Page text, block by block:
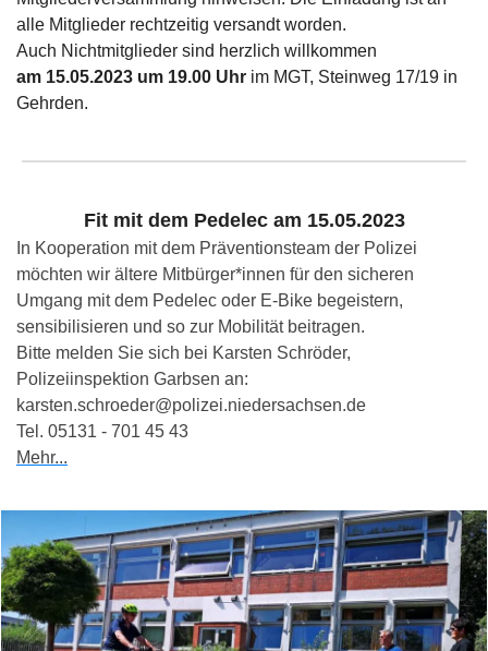
alle Mitglieder rechtzeitig versandt worden.
Auch Nichtmitglieder sind herzlich willkommen
am 15.05.2023 um 19.00 Uhr im MGT, Steinweg 17/19 in
Gehrden.
Fit mit dem Pedelec am 15.05.2023
In Kooperation mit dem Präventionsteam der Polizei
möchten wir ältere Mitbürger*innen für den sicheren
Umgang mit dem Pedelec oder E-Bike begeistern,
sensibilisieren und so zur Mobilität beitragen.
Bitte melden Sie sich bei Karsten Schröder,
Polizeiinspektion Garbsen an:
karsten.schroeder@polizei.niedersachsen.de
Tel. 05131 - 701 45 43
Mehr...